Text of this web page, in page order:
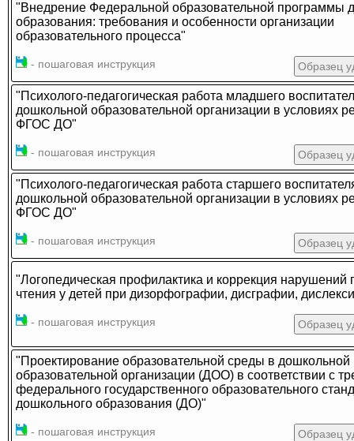
"Внедрение Федеральной образовательной программы
образования: требования и особенности организации
образовательного процесса"
- пошаговая инструкция Образец
"Психолого-педагогическая работа младшего
дошкольной образовательной организации в условиях
ФГОС ДО"
- пошаговая инструкция Образец
"Психолого-педагогическая работа старшего
дошкольной образовательной организации в условиях
ФГОС ДО"
- пошаговая инструкция Образец
"Логопедическая профилактика и коррекция нарушений
чтения у детей при дизорфографии, дисграфии,
- пошаговая инструкция Образец
"Проектирование образовательной среды в дошкольной
образовательной организации (ДОО) в соответствии с
федерального государственного образовательного
дошкольного образования (ДО)"
- пошаговая инструкция Образец